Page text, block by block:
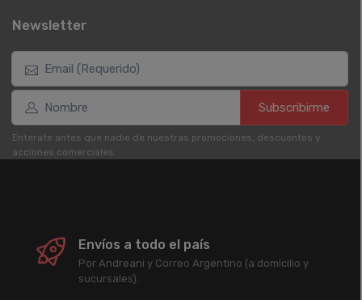
Newsletter
Subscribirme
Enterate antes que nadie de nuestras promociones, descuentos y
acciones comerciales.
Envíos a todo el país
Por Andreani y Correo Argentino (a domicilio y
sucursales).